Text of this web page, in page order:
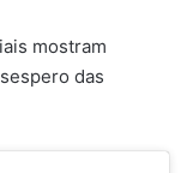
mostram
das